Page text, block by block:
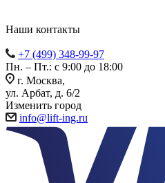
Наши контакты
+7 (499) 348-99-97
Пн. – Пт.: с 9:00 до 18:00
г. Москва,
ул. Арбат, д. 6/2
Изменить город
info@lift-ing.ru